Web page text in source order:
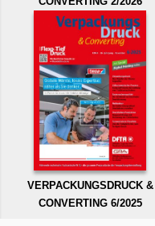
VERPACKUNGSDRUCK &
CONVERTING 6/2025